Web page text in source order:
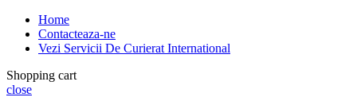
Home
Contacteaza-ne
Vezi Servicii De Curierat International
Shopping cart
close